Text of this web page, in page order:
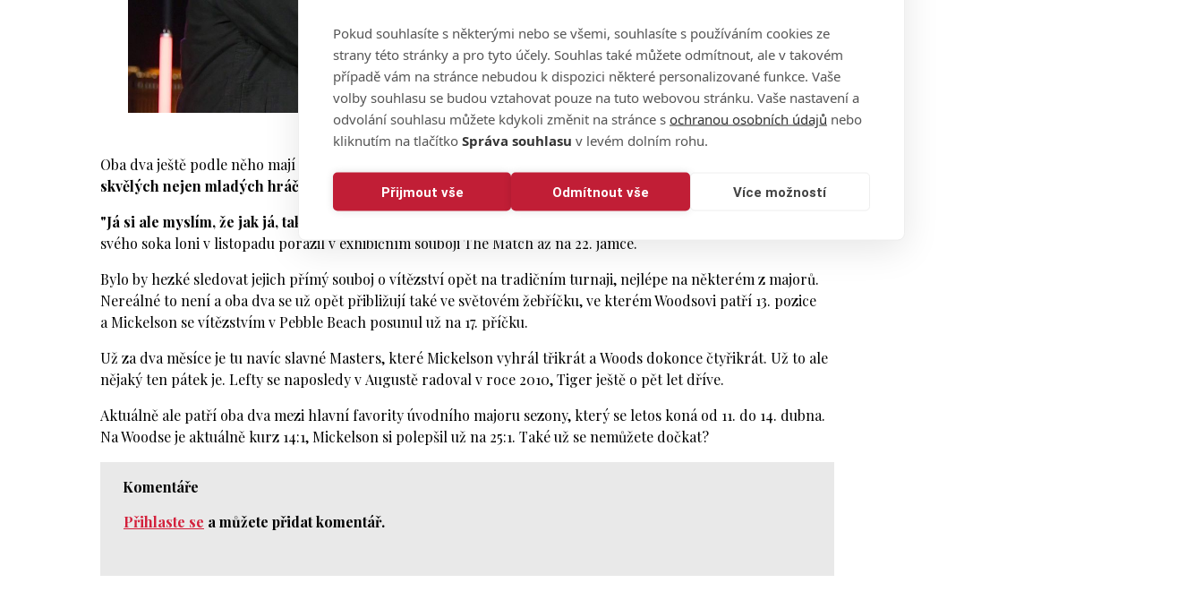
Pokud souhlasíte s některými nebo se všemi, souhlasíte s používáním cookies ze
strany této stránky a pro tyto účely. Souhlas také můžete odmítnout, ale v takovém
případě vám na stránce nebudou k dispozici některé personalizované funkce. Vaše
volby souhlasu se budou vztahovat pouze na tuto webovou stránku. Vaše nastavení a
odvolání souhlasu můžete kdykoli změnit na stránce s ochranou osobních údajů nebo
kliknutím na tlačítko Správa souhlasu v levém dolním rohu.
Přijmout vše Odmítnout vše Více možností
Mickelson (foto: GettyImages)
Oba dva ještě podle něho mají co nabídnout i na těch nejlepších turnajích:
skvělých nejen mladých hráčů. Proto na vítězství ze sebe musíme vydat to nejlepší."
"Já si ale myslím, že jak já, tak Tiger budeme mít velmi, opravdu velmi dobrý rok,"
svého soka loni v listopadu porazil v exhibičním souboji The Match až na 22. jamce.
Bylo by hezké sledovat jejich přímý souboj o vítězství opět na tradičním turnaji, nejlépe na některém z majorů.
Nereálné to není a oba dva se už opět přibližují také ve světovém žebříčku, ve kterém Woodsovi patří 13. pozice
a Mickelson se vítězstvím v Pebble Beach posunul už na 17. příčku.
Už za dva měsíce je tu navíc slavné Masters, které Mickelson vyhrál třikrát a Woods dokonce čtyřikrát. Už to ale
nějaký ten pátek je. Lefty se naposledy v Augustě radoval v roce 2010, Tiger ještě o pět let dříve.
Aktuálně ale patří oba dva mezi hlavní favority úvodního majoru sezony, který se letos koná od 11. do 14. dubna.
Na Woodse je aktuálně kurz 14:1, Mickelson si polepšil už na 25:1. Také už se nemůžete dočkat?
Komentáře
Přihlaste se a můžete přidat komentář.